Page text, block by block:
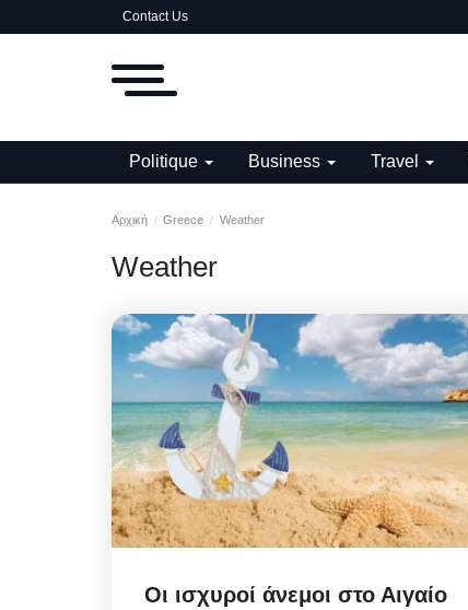
Contact Us
Politique Business Travel
Αρχική Greece Weather
Weather
Οι ισχυροί άνεμοι στο Αιγαίο